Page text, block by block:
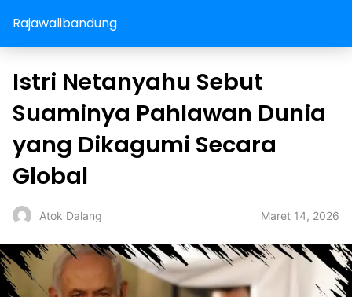
Rajawalibandung
Istri Netanyahu Sebut
Suaminya Pahlawan Dunia
yang Dikagumi Secara
Global
Atok Dalang Maret 14, 2026